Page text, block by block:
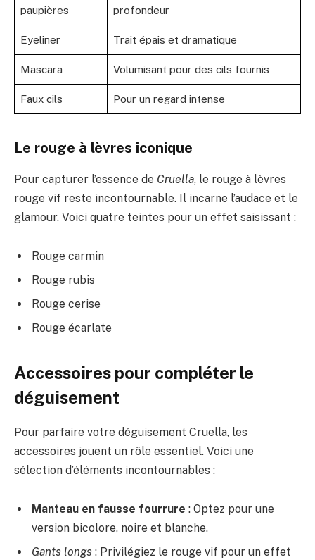
paupières
profondeur
Eyeliner Trait épais et dramatique
Mascara Volumisant pour des cils fournis
Faux cils Pour un regard intense
Le rouge à lèvres iconique
Pour capturer l’essence de Cruella, le rouge à lèvres
rouge vif reste incontournable. Il incarne l’audace et le
glamour. Voici quatre teintes pour un effet saisissant :
Rouge carmin
Rouge rubis
Rouge cerise
Rouge écarlate
Accessoires pour compléter le
déguisement
Pour parfaire votre déguisement Cruella, les
accessoires jouent un rôle essentiel. Voici une
sélection d’éléments incontournables :
Manteau en fausse fourrure : Optez pour une
version bicolore, noire et blanche.
Gants longs : Privilégiez le rouge vif pour un effet